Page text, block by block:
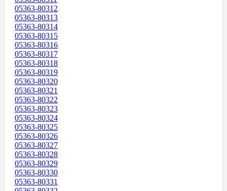
05363-80312
05363-80313
05363-80314
05363-80315
05363-80316
05363-80317
05363-80318
05363-80319
05363-80320
05363-80321
05363-80322
05363-80323
05363-80324
05363-80325
05363-80326
05363-80327
05363-80328
05363-80329
05363-80330
05363-80331